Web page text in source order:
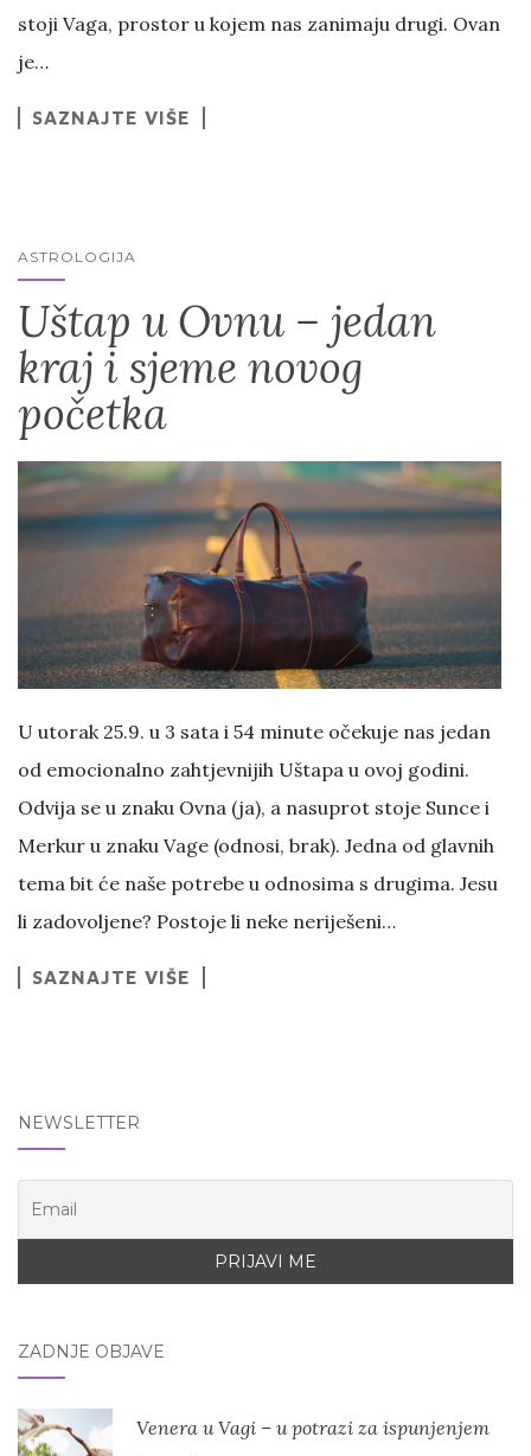
stoji Vaga, prostor u kojem nas zanimaju drugi. Ovan
je…
SAZNAJTE VIŠE
ASTROLOGIJA
Uštap u Ovnu – jedan
kraj i sjeme novog
početka
U utorak 25.9. u 3 sata i 54 minute očekuje nas jedan
od emocionalno zahtjevnijih Uštapa u ovoj godini.
Odvija se u znaku Ovna (ja), a nasuprot stoje Sunce i
Merkur u znaku Vage (odnosi, brak). Jedna od glavnih
tema bit će naše potrebe u odnosima s drugima. Jesu
li zadovoljene? Postoje li neke neriješeni…
SAZNAJTE VIŠE
NEWSLETTER
ZADNJE OBJAVE
Venera u Vagi – u potrazi za ispunjenjem